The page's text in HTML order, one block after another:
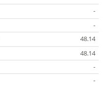
-
-
48.14
48.14
-
-